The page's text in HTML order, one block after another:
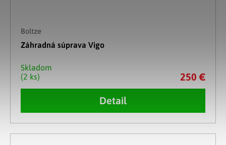
Boltze
Záhradná súprava Vigo
Skladom
(2 ks)
250 €
Detail